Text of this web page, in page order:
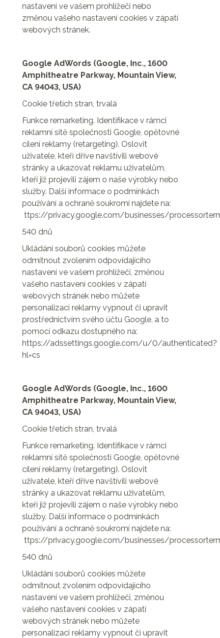
nastavení ve vašem prohlížeči nebo
změnou vašeho nastavení cookies v zápatí
webových stránek.
Google AdWords (Google, Inc., 1600
Amphitheatre Parkway, Mountain View,
CA 94043, USA)
Cookie třetích stran, trvalá
Funkce remarketing. Identifikace v rámci
reklamní sítě společnosti Google, opětovné
cílení reklamy (retargeting). Oslovit
uživatele, kteří dříve navštívili webové
stránky a ukazovat reklamu uživatelům,
kteří již projevili zájem o naše výrobky nebo
služby. Další informace o podmínkách
používání a ochraně soukromí najdete na:
ttps://privacy.google.com/businesses/
540 dnů
Ukládání souborů cookies můžete
odmítnout zvolením odpovídajícího
nastavení ve vašem prohlížeči, změnou
vašeho nastavení cookies v zápatí
webových stránek nebo můžete
personalizaci reklamy vypnout či upravit
prostřednictvím svého účtu Google, a to
pomocí odkazu dostupného na:
https://adssettings.google.com/u/0/authenticated?
hl=cs
Google AdWords (Google, Inc., 1600
Amphitheatre Parkway, Mountain View,
CA 94043, USA)
Cookie třetích stran, trvalá
Funkce remarketing. Identifikace v rámci
reklamní sítě společnosti Google, opětovné
cílení reklamy (retargeting). Oslovit
uživatele, kteří dříve navštívili webové
stránky a ukazovat reklamu uživatelům,
kteří již projevili zájem o naše výrobky nebo
služby. Další informace o podmínkách
používání a ochraně soukromí najdete na:
ttps://privacy.google.com/businesses/
540 dnů
Ukládání souborů cookies můžete
odmítnout zvolením odpovídajícího
nastavení ve vašem prohlížeči, změnou
vašeho nastavení cookies v zápatí
webových stránek nebo můžete
personalizaci reklamy vypnout či upravit